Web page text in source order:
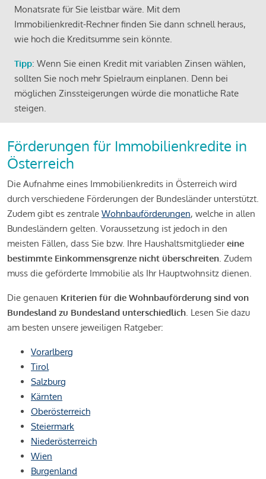
Monatsrate für Sie leistbar wäre. Mit dem
Immobilienkredit-Rechner finden Sie dann schnell heraus,
wie hoch die Kreditsumme sein könnte.
Tipp: Wenn Sie einen Kredit mit variablen Zinsen wählen,
sollten Sie noch mehr Spielraum einplanen. Denn bei
möglichen Zinssteigerungen würde die monatliche Rate
steigen.
Förderungen für Immobilienkredite in
Österreich
Die Aufnahme eines Immobilienkredits in Österreich wird
durch verschiedene Förderungen der Bundesländer unterstützt.
Zudem gibt es zentrale Wohnbauförderungen, welche in allen
Bundesländern gelten. Voraussetzung ist jedoch in den
meisten Fällen, dass Sie bzw. Ihre Haushaltsmitgliedereine
bestimmte Einkommensgrenze nicht überschreiten. Zudem
muss die geförderte Immobilie als Ihr Hauptwohnsitz dienen.
Die genauen Kriterien für die Wohnbauförderung sind von
Bundesland zu Bundesland unterschiedlich. Lesen Sie dazu
am besten unsere jeweiligen Ratgeber:
Vorarlberg
Tirol
Salzburg
Kärnten
Oberösterreich
Steiermark
Niederösterreich
Wien
Burgenland